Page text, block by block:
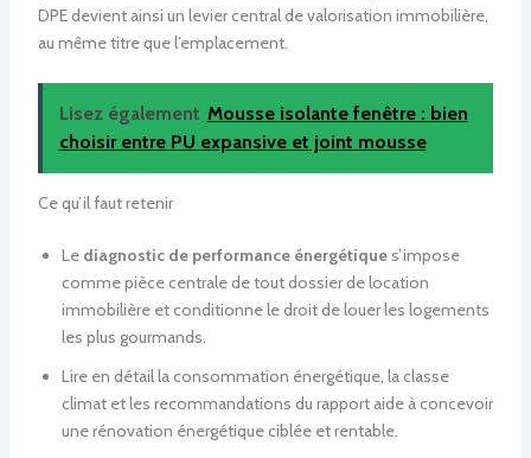
DPE devient ainsi un levier central de valorisation immobilière,
au même titre que l’emplacement.
Lisez également Mousse isolante fenêtre : bien
choisir entre PU expansive et joint mousse
Ce qu’il faut retenir
Le diagnostic de performance énergétiques’impose
comme pièce centrale de tout dossier de location
immobilière et conditionne le droit de louer les logements
les plus gourmands.
Lire en détail la consommation énergétique, la classe
climat et les recommandations du rapport aide à concevoir
une rénovation énergétique ciblée et rentable.